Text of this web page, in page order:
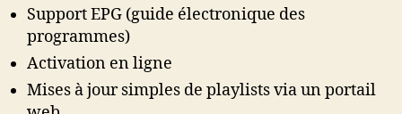
Support EPG (guide électronique des
programmes)
Activation en ligne
Mises à jour simples de playlists via un portail